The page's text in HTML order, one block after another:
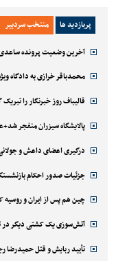
پربازدید ها منتخب سردبیر
آخرین وضعیت پرونده
محمدباقر خرازی به دادگاه
قالیباف روز خبرنگار را
پالایشگاه سیزران منفجر
درگیری اعضای داعش و
جزئیات صدور احکام
چین هم پس از ایران و روسیه
آتش‌سوزی یک کشتی دیگر در
تأیید ربایش و قتل حمیدرضا